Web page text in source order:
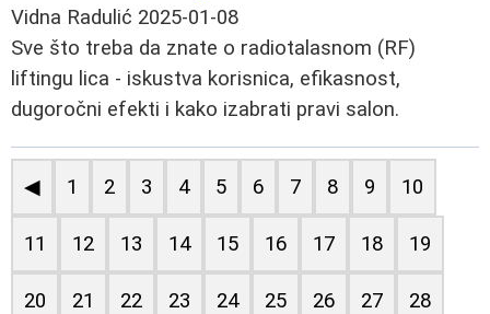
Vidna Radulić 2025-01-08
Sve što treba da znate o radiotalasnom (RF)
liftingu lica - iskustva korisnica, efikasnost,
dugoročni efekti i kako izabrati pravi salon.
◀ 1 2 3 4 5 6 7 8 9 10
11 12 13 14 15 16 17 18 19
20 21 22 23 24 25 26 27 28